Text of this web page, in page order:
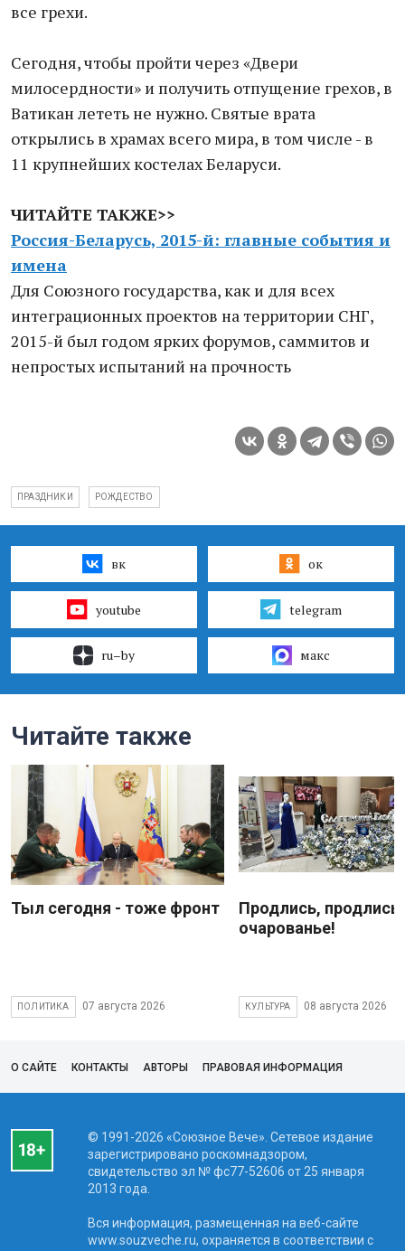
все грехи.
Сегодня, чтобы пройти через «Двери
милосердности» и получить отпущение грехов, в
Ватикан лететь не нужно. Святые врата
открылись в храмах всего мира, в том числе - в
11 крупнейших костелах Беларуси.
ЧИТАЙТЕ ТАКЖЕ>>
Россия-Беларусь, 2015-й: главные события и
имена
Для Союзного государства, как и для всех
интеграционных проектов на территории СНГ,
2015-й был годом ярких форумов, саммитов и
непростых испытаний на прочность
ПРАЗДНИКИ РОЖДЕСТВО
вк ок
youtube telegram
ru–by макс
Читайте также
Тыл сегодня - тоже фронт
ПОЛИТИКА 07 августа 2026
Продлись, продлись
очарованье!
КУЛЬТУРА 08 августа 2026
О САЙТЕ КОНТАКТЫ АВТОРЫ ПРАВОВАЯ ИНФОРМАЦИЯ
© 1991-2026 «Союзное Вече». Сетевое издание
зарегистрировано роскомнадзором,
свидетельство эл № фc77-52606 от 25 января
2013 года.
Вся информация, размещенная на веб-сайте
www.souzveche.ru, охраняется в соответствии с